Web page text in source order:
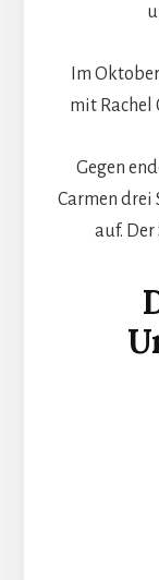
Im
mit Rachel
Gegen
Carmen drei
auf.